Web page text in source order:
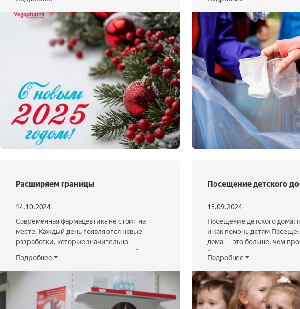
— радость, тепло и любовь! Пусть каждый
день Нового года будет светлым и
радостным, а все мечты сбываются! С Новым
годом, дорогие друзья!
#ozmunisabz2024,
благоустройства
Мы уверены: забота о
общее будущее. Субботник
полезным делом, но и
возможностью сплотиться
с пользой. Давайте
Читать далее
Расширяем границы
14.10.2024
Современная фармацевтика не стоит на
месте. Каждый день появляются новые
разработки, которые значительно
расширяют горизонты возможностей для
лечения и профилактики заболеваний. Мы
находимся в эру инноваций, где технологии,
науки и исследования синергично
объединяются для создания решений,
способных изменить жизнь миллионов
Подробнее
Посещение детского
13.09.2024
Посещение детского дома:
и как помочь детям
дома — это больше, чем
благотворительности; это
подарить тепло, заботу и
которые нуждаются в
Многие люди задаются
они могут помочь детям,
попечения родителей.
Подробнее